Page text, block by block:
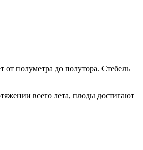
от полуметра до полутора. Стебель
всего лета, плоды достигают